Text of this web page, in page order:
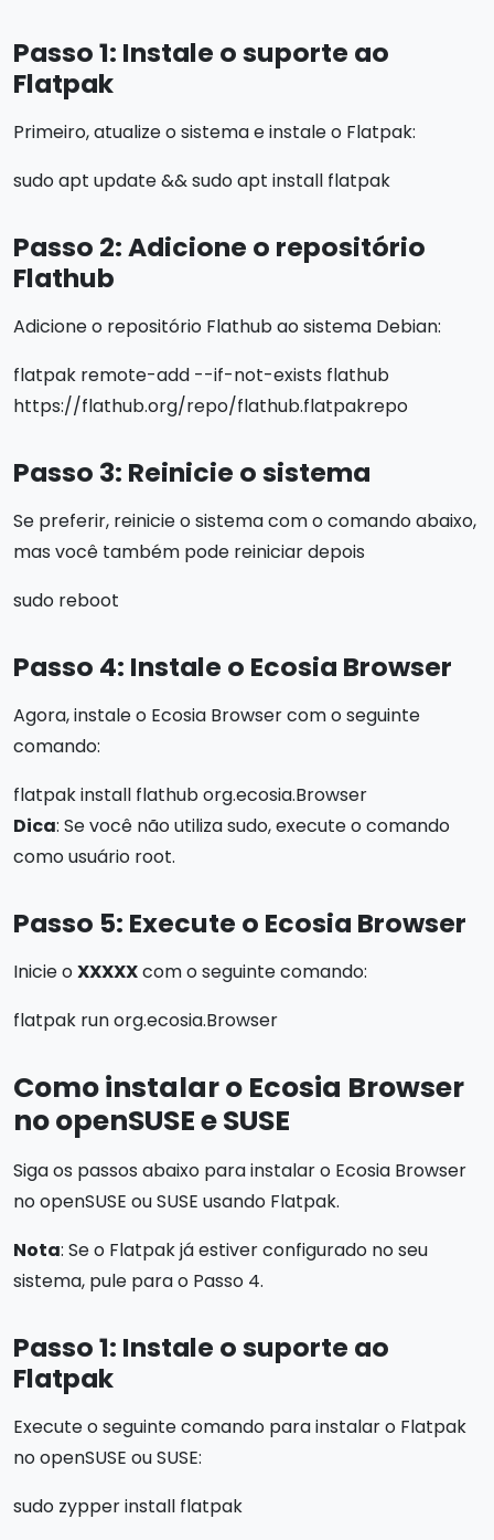
Passo 1: Instale o suporte ao
Flatpak
Primeiro, atualize o sistema e instale o Flatpak:
sudo apt update && sudo apt install flatpak
Passo 2: Adicione o repositório
Flathub
Adicione o repositório Flathub ao sistema Debian:
flatpak remote-add --if-not-exists flathub
https://flathub.org/repo/flathub.flatpakrepo
Passo 3: Reinicie o sistema
Se preferir, reinicie o sistema com o comando abaixo,
mas você também pode reiniciar depois
sudo reboot
Passo 4: Instale o Ecosia Browser
Agora, instale o Ecosia Browser com o seguinte
comando:
flatpak install flathub org.ecosia.Browser
Dica: Se você não utiliza sudo, execute o comando
como usuário root.
Passo 5: Execute o Ecosia Browser
Inicie oXXXXXcom o seguinte comando:
flatpak run org.ecosia.Browser
Como instalar o Ecosia Browser
no openSUSE e SUSE
Siga os passos abaixo para instalar o Ecosia Browser
no openSUSE ou SUSE usando Flatpak.
Nota: Se o Flatpak já estiver configurado no seu
sistema, pule para o Passo 4.
Passo 1: Instale o suporte ao
Flatpak
Execute o seguinte comando para instalar o Flatpak
no openSUSE ou SUSE:
sudo zypper install flatpak